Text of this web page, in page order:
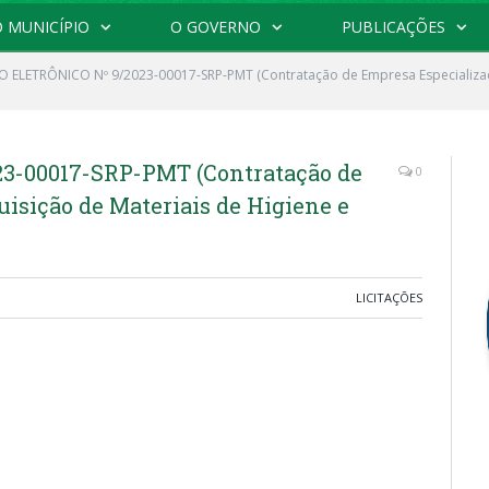
MUNICÍPIO O GOVERNO PUBLICAÇÕES
ELETRÔNICO Nº 9/2023-00017-SRP-PMT (Contratação de Empresa
00017-SRP-PMT (Contratação de
de Materiais de Higiene e
0
LICITAÇÕES